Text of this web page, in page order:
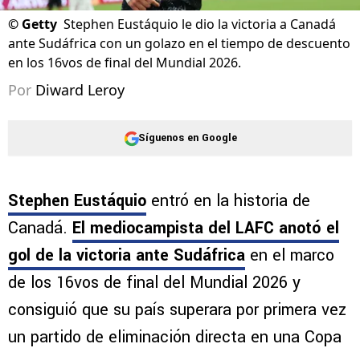
© Getty Stephen Eustáquio le dio la victoria a Canadá
ante Sudáfrica con un golazo en el tiempo de descuento
en los 16vos de final del Mundial 2026.
Por Diward Leroy
Síguenos en Google
Stephen Eustáquio entró en la historia de
Canadá. El mediocampista del LAFC anotó el
gol de la victoria ante Sudáfrica en el marco
de los 16vos de final del Mundial 2026 y
consiguió que su país superara por primera vez
un partido de eliminación directa en una Copa